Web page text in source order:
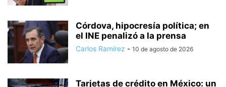
Córdova, hipocresía política; en
el INE penalizó a la prensa
Carlos Ramírez - 10 de agosto de 2026
Tarjetas de crédito en México: un